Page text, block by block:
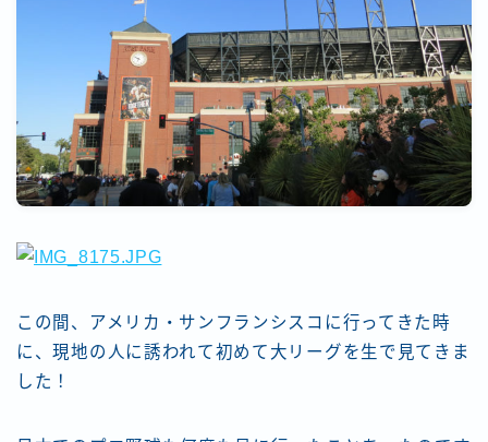
有料記事の決済完了ページ
特定商取引法に基づく表記
運営者情報
この間、アメリカ・サンフランシスコに行ってきた時
に、現地の人に誘われて初めて大リーグを生で見てきま
した！